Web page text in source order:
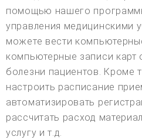
помощью нашего
управления медицинскими
можете вести
компьютерные записи карт
болезни пациентов. Кроме
настроить расписание
автоматизировать
рассчитать расход
услугу и т.д.